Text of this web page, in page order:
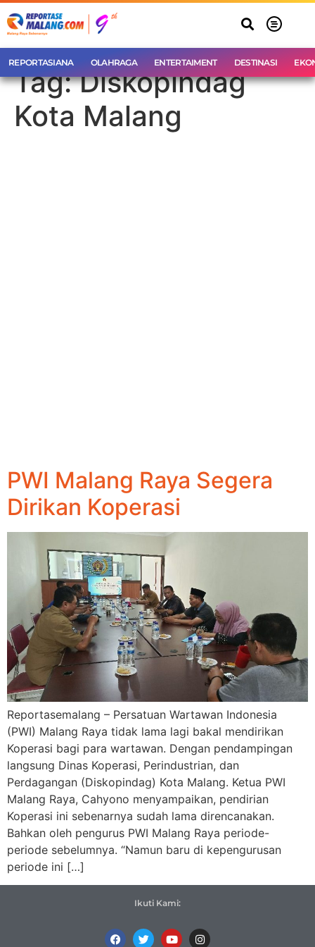
REPORTASIANA OLAHRAGA ENTERTAIMENT DESTINASI
Tag:Diskopindag
Kota Malang
PWI Malang Raya Segera
Dirikan Koperasi
Reportasemalang – Persatuan Wartawan Indonesia
(PWI) Malang Raya tidak lama lagi bakal mendirikan
Koperasi bagi para wartawan. Dengan pendampingan
langsung Dinas Koperasi, Perindustrian, dan
Perdagangan (Diskopindag) Kota Malang. Ketua PWI
Malang Raya, Cahyono menyampaikan, pendirian
Koperasi ini sebenarnya sudah lama direncanakan.
Bahkan oleh pengurus PWI Malang Raya periode-
periode sebelumnya. “Namun baru di kepengurusan
periode ini […]
Ikuti Kami: